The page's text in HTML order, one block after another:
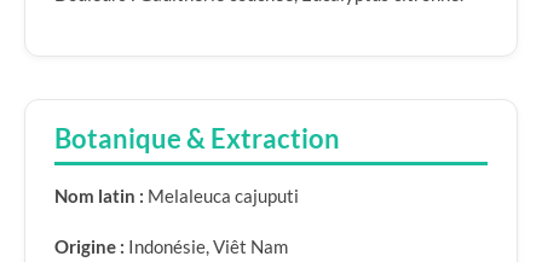
Botanique & Extraction
Nom latin : Melaleuca cajuputi
Origine : Indonésie, Viêt Nam